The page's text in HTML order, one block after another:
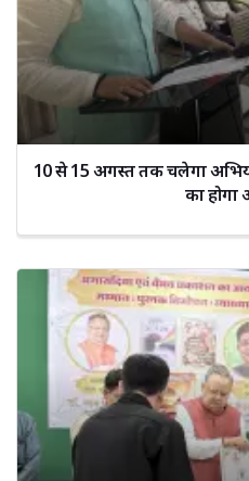
10 से 15 अगस्त तक चलेगा
का